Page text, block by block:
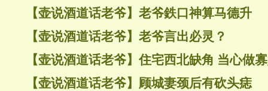
【壶说酒道话老爷】老爷鉄口神算马德升
【壶说酒道话老爷】老爷言出必灵？
【壶说酒道话老爷】住宅西北缺角 当心做
【壶说酒道话老爷】顾城妻颈后有砍头痣